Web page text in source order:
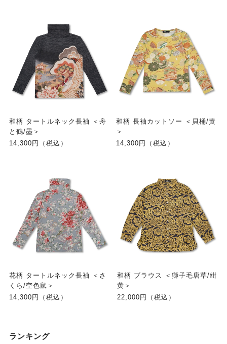
和柄 タートルネック長袖 ＜舟
と鶴/墨＞
14,300円（税込）
和柄 長袖カットソー ＜貝桶/黄
＞
14,300円（税込）
花柄 タートルネック長袖 ＜さ
くら/空色鼠＞
14,300円（税込）
和柄 ブラウス ＜獅子毛唐草/紺
黄＞
22,000円（税込）
ランキング